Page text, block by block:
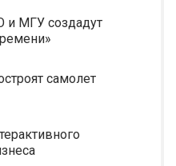
МГУ создадут
самолет